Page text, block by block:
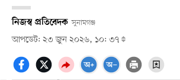
নিজস্ব প্রতিবেদক সুনামগঞ্জ
আপডেট: ২৩ জুন ২০২৬, ১০: ৩৭